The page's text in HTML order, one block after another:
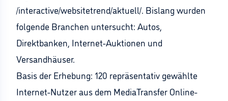
/interactive/websitetrend/aktuell/. Bislang wurden
folgende Branchen untersucht: Autos,
Direktbanken, Internet-Auktionen und
Versandhäuser.
Basis der Erhebung: 120 repräsentativ gewählte
Internet-Nutzer aus dem MediaTransfer Online-